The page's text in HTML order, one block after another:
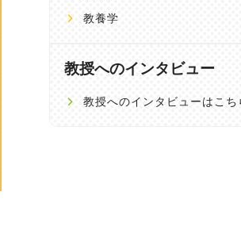
教養学
教授へのインタビュー
教授へのインタビューはこち